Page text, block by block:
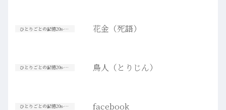
ひとりごとの記憶20s-30s 花金（死語）
ひとりごとの記憶20s-30s 鳥人（とりじん）
ひとりごとの記憶20s-30s facebook